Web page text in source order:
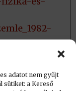
adatot nem gyűjt
sütiket: a Kereső